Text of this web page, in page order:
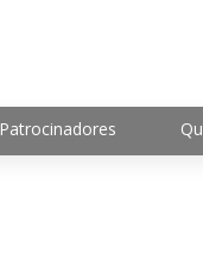
Patrocinadores